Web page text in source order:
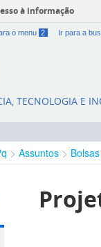
à informação
o menu 2 Ir para a
TECNOLOGIA E
Assuntos